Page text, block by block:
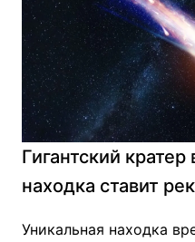
Гигантский
находка ставит
Уникальная находка